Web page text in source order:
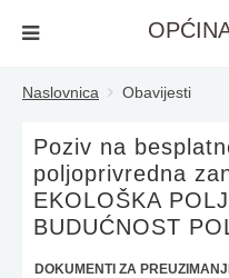
Naslovnica Obavijesti
Poziv na
poljoprivredna
EKOLOŠKA
BUDUĆNOST
DOKUMENTI ZA